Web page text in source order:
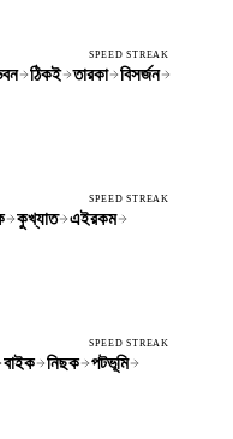
SPEED STREAK
ঠিকই তারকা
বিসর্জন
SPEED STREAK
কুখ্যাত
এইরকম
SPEED STREAK
বাইক নিছক
পটভূমি